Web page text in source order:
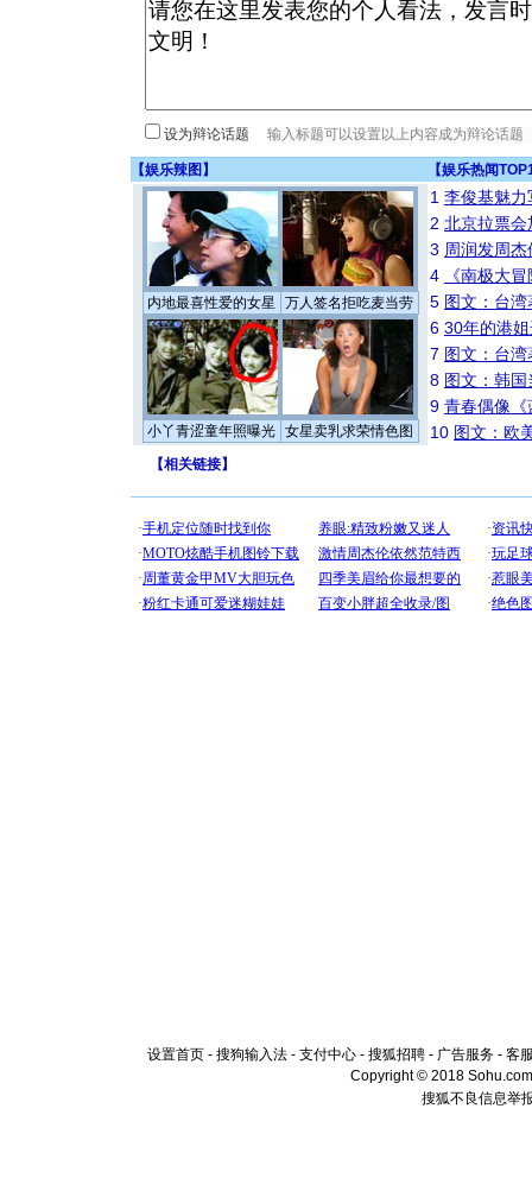
设为辩论话题
【娱乐辣图 】 【娱乐热闻
内地最喜性爱的女星 万人签名拒吃麦当劳
小丫青涩童年照曝光 女星卖乳求荣情色图
1 李俊基魅力
2 北京拉票
3 周润发周
4
《南极大
5 图文：台
6 30年的港
7 图文：台
8 图文：韩
9 青春偶像《
10 图文：欧
【相关链接】
设置首页 - 搜狗输入法 - 支付中心 - 搜狐招聘 - 广告服务 - 客
Copyright © 2018
搜狐不良信息举